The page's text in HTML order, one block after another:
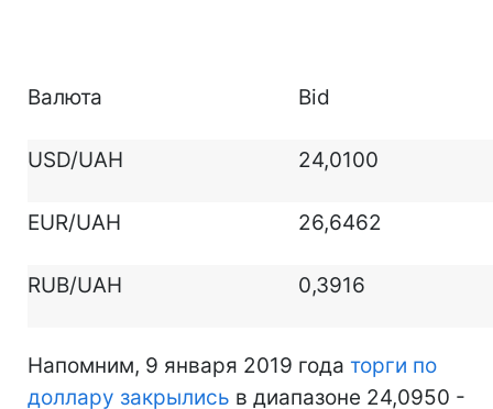
Валюта Bid
USD/UAH 24,0100
EUR/UAH 26,6462
RUB/UAH 0,3916
Напомним, 9 января 2019 года торги по
доллару закрылись в диапазоне 24,0950 -